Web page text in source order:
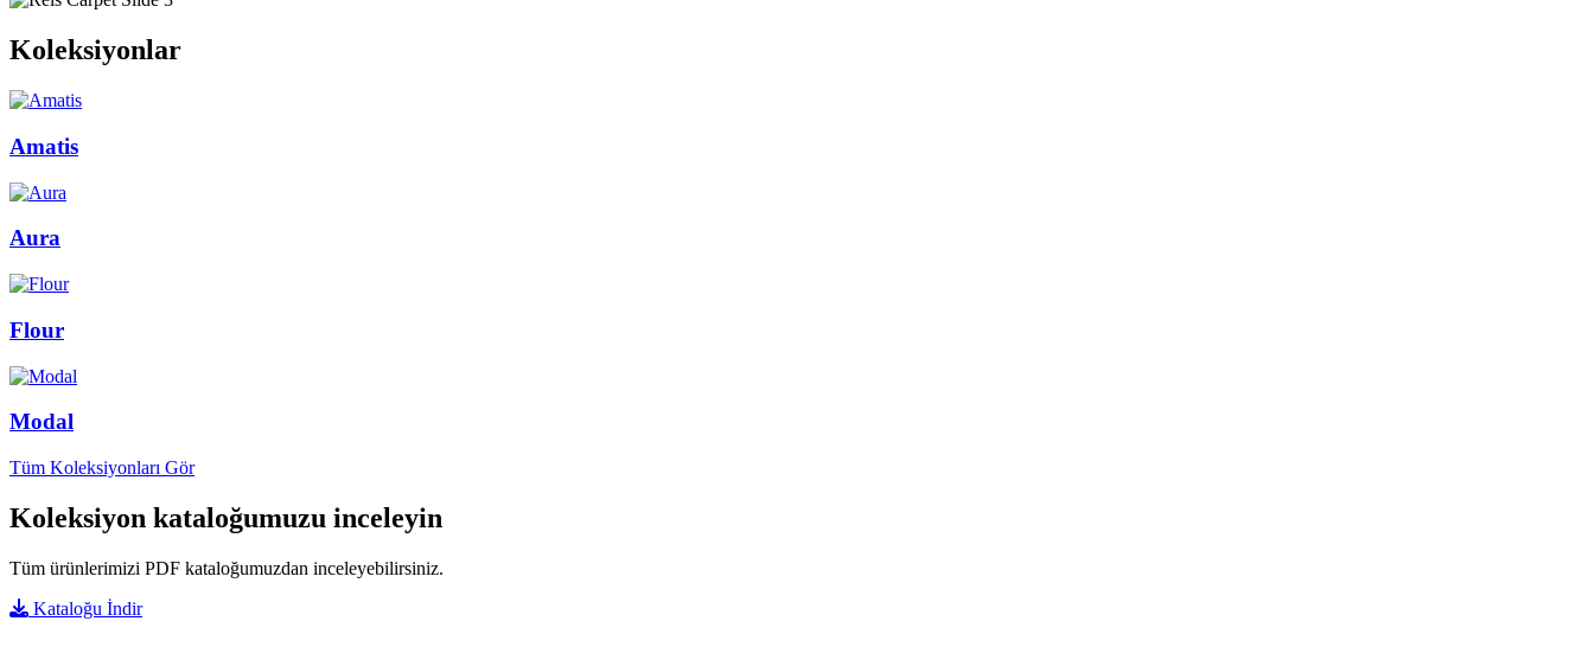
Koleksiyonlar
Amatis
Aura
Flour
Modal
Tüm Koleksiyonları Gör
Koleksiyon kataloğumuzu inceleyin
Tüm ürünlerimizi PDF kataloğumuzdan inceleyebilirsiniz.
Kataloğu İndir